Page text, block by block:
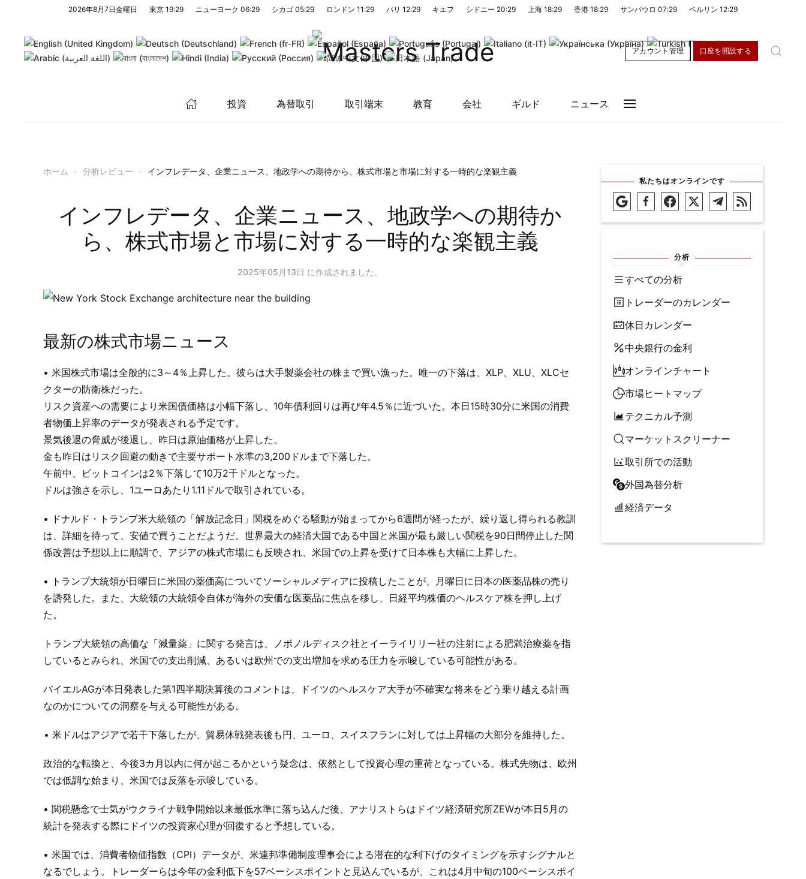
2026年8月7日金曜日 東京 19:29 ニューヨーク 06:29 シカゴ 05:29 ロンドン 11:29 パリ 12:29 キエフ シドニー 20:29 上海 18:29 香港 18:29 サンパウロ 07:29 ベルリン 12:29
アカウント管理 口座を開設する
投資 為替取引 取引端末 教育 会社 ギルド ニュース
ホーム 分析レビュー インフレデータ、企業ニュース、地政学への期待から、株式市場と市場に対する一時的な楽観主義
インフレデータ、企業ニュース、地政学への期待か
ら、株式市場と市場に対する一時的な楽観主義
2025年05月13日 に作成されました。
最新の株式市場ニュース
• 米国株式市場は全般的に3～4％上昇した。彼らは大手製薬会社の株まで買い漁った。唯一の下落は、XLP、XLU、XLCセ
クターの防衛株だった。
リスク資産への需要により米国債価格は小幅下落し、10年債利回りは再び年4.5％に近づいた。本日15時30分に米国の消費
者物価上昇率のデータが発表される予定です。
景気後退の脅威が後退し、昨日は原油価格が上昇した。
金も昨日はリスク回避の動きで主要サポート水準の3,200ドルまで下落した。
午前中、ビットコインは2％下落して10万2千ドルとなった。
ドルは強さを示し、1ユーロあたり1.11ドルで取引されている。
• ドナルド・トランプ米大統領の「解放記念日」関税をめぐる騒動が始まってから6週間が経ったが、繰り返し得られる教訓
は、詳細を待って、安値で買うことだようだ。世界最大の経済大国である中国と米国が最も厳しい関税を90日間停止した関
係改善は予想以上に順調で、アジアの株式市場にも反映され、米国での上昇を受けて日本株も大幅に上昇した。
• トランプ大統領が日曜日に米国の薬価高についてソーシャルメディアに投稿したことが、月曜日に日本の医薬品株の売り
を誘発した。また、大統領の大統領令自体が海外の安価な医薬品に焦点を移し、日経平均株価のヘルスケア株を押し上げ
た。
トランプ大統領の高価な「減量薬」に関する発言は、ノボノルディスク社とイーライリリー社の注射による肥満治療薬を指
しているとみられ、米国での支出削減、あるいは欧州での支出増加を求める圧力を示唆している可能性がある。
バイエルAGが本日発表した第1四半期決算後のコメントは、ドイツのヘルスケア大手が不確実な将来をどう乗り越える計画
なのかについての洞察を与える可能性がある。
• 米ドルはアジアで若干下落したが、貿易休戦発表後も円、ユーロ、スイスフランに対しては上昇幅の大部分を維持した。
政治的な転換と、今後3カ月以内に何が起こるかという疑念は、依然として投資心理の重荷となっている。株式先物は、欧州
では低調な始まり、米国では反落を示唆している。
• 関税懸念で士気がウクライナ戦争開始以来最低水準に落ち込んだ後、アナリストらはドイツ経済研究所ZEWが本日5月の
統計を発表する際にドイツの投資家心理が回復すると予想している。
• 米国では、消費者物価指数（CPI）データが、米連邦準備制度理事会による潜在的な利下げのタイミングを示すシグナルと
なるでしょう。トレーダーらは今年の金利低下を57ベーシスポイントと見込んでいるが、これは4月中旬の100ベーシスポイ
私たちはオンラインです
分析
すべての分析
トレーダーのカレンダー
休日カレンダー
中央銀行の金利
オンラインチャート
市場ヒートマップ
テクニカル予測
マーケットスクリーナー
取引所での活動
外国為替分析
経済データ